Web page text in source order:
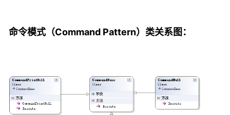
命令模式（Command Pattern）类关系图：